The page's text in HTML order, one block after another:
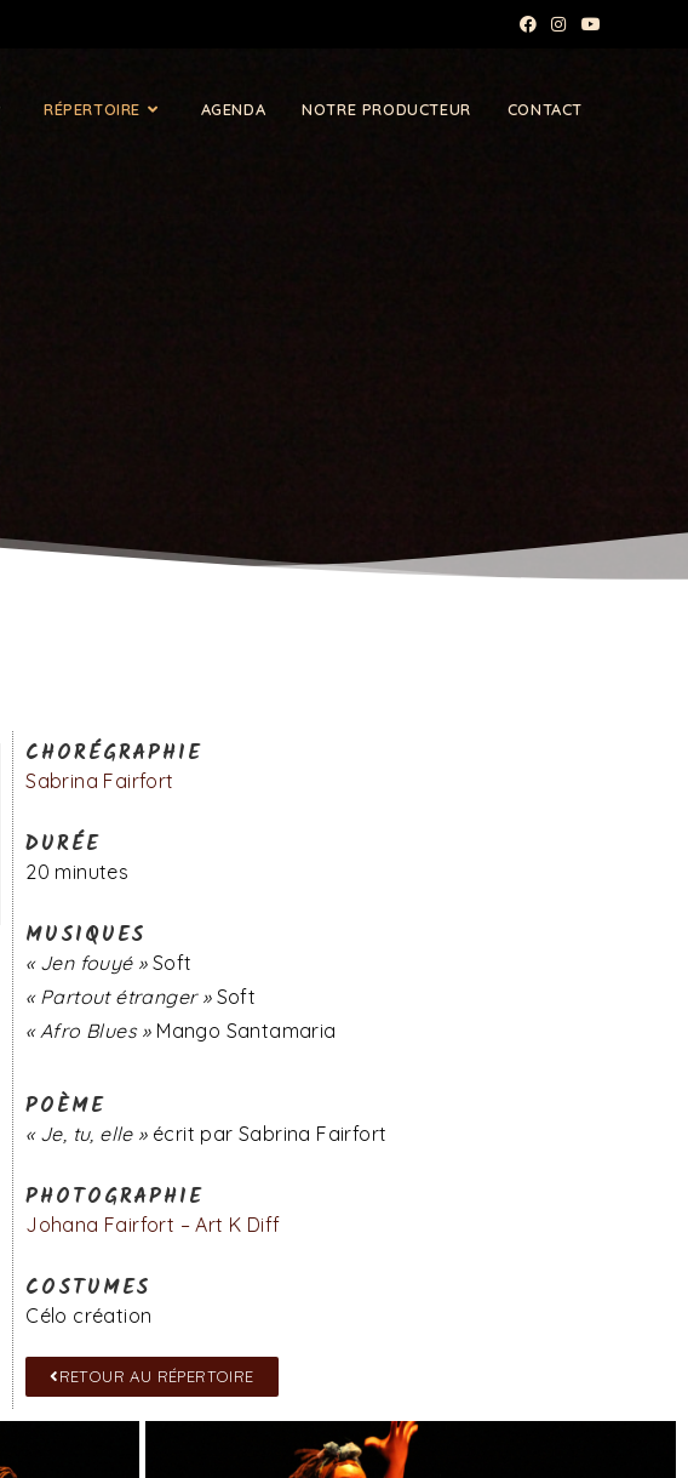
RÉPERTOIRE AGENDA NOTRE PRODUCTEUR CONTACT
CHORÉGRAPHIE
Sabrina Fairfort
DURÉE
20 minutes
MUSIQUES
« Jen fouyé »Soft
« Partout étranger » Soft
« Afro Blues »Mango Santamaria
POÈME
« Je, tu, elle »écrit par Sabrina Fairfort
PHOTOGRAPHIE
Johana Fairfort – Art K Diff
COSTUMES
Célo création
RETOUR AU RÉPERTOIRE